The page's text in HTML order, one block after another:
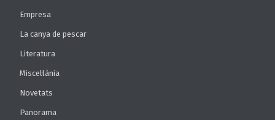
Empresa
La canya de pescar
Literatura
Miscel·lània
Novetats
Panorama